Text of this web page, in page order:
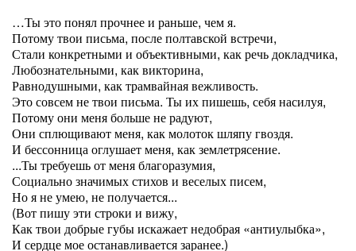
…Ты это понял прочнее и раньше, чем я.
Потому твои письма, после полтавской встречи,
Стали конкретными и объективными, как речь докладчика,
Любознательными, как викторина,
Равнодушными, как трамвайная вежливость.
Это совсем не твои письма. Ты их пишешь, себя насилуя,
Потому они меня больше не радуют,
Они сплющивают меня, как молоток шляпу гвоздя.
И бессонница оглушает меня, как землетрясение.
...Ты требуешь от меня благоразумия,
Социально значимых стихов и веселых писем,
Но я не умею, не получается...
(Вот пишу эти строки и вижу,
Как твои добрые губы искажает недобрая «антиулыбка»,
И сердце мое останавливается заранее.)